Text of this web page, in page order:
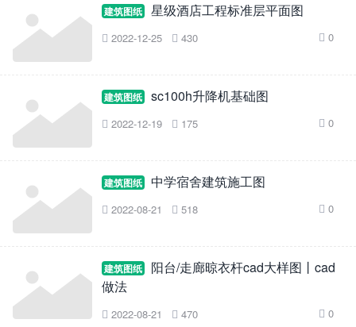
建筑图纸 星级酒店工程标准层平面图
 2022-12-25  430  0
建筑图纸 sc100h升降机基础图
 2022-12-19  175  0
建筑图纸 中学宿舍建筑施工图
 2022-08-21  518  0
建筑图纸
阳台/走廊晾衣杆cad大样图丨cad
做法
 2022-08-21  470  0